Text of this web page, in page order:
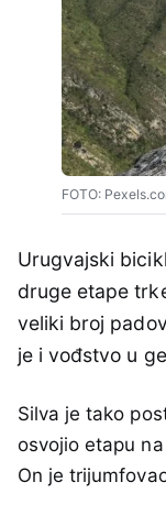
FOTO:
Urugvajski
druge etape
veliki broj
je i vođstvo u
Silva je tako
osvojio etapu
On je